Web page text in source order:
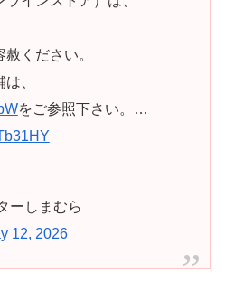
ください。
、
をご参照下さい。…
ーしまむら
12, 2026